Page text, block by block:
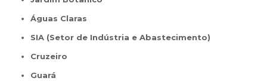
Águas Claras
SIA (Setor de Indústria e Abastecimento)
Cruzeiro
Guará